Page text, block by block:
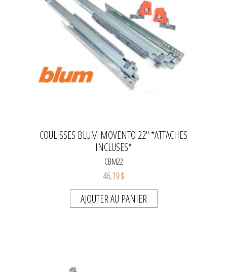
COULISSES BLUM MOVENTO 22'' *ATTACHES
INCLUSES*
CBM22
46,19 $
AJOUTER AU PANIER